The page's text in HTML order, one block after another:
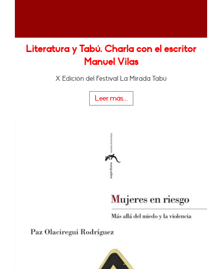
Literatura y Tabú. Charla con el escritor
Manuel Vilas
X Edición del Festival La Mirada Tabú
Leer más...